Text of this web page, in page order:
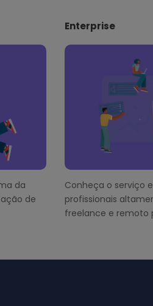
da
de
Enterprise
Conheça o serviço
profissionais
freelance e remoto